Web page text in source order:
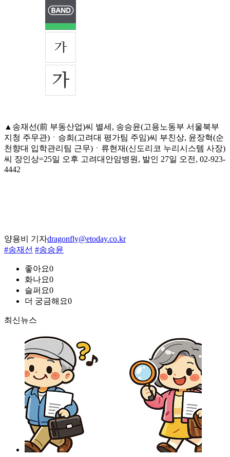
▲송재선(前 부동산업)씨 별세, 송승윤(고용노동부 서울북부
지청 주무관)ㆍ승희(고려대 평가팀 주임)씨 부친상, 윤장혁(순
천향대 입학관리팀 근무)ㆍ류현재(신도리코 누리시스템 사장)
씨 장인상=25일 오후 고려대안암병원, 발인 27일 오전, 02-923-
4442
양용비 기자dragonfly@etoday.co.kr
#송재선 #송승윤
좋아요0
화나요0
슬퍼요0
더 궁금해요0
최신뉴스